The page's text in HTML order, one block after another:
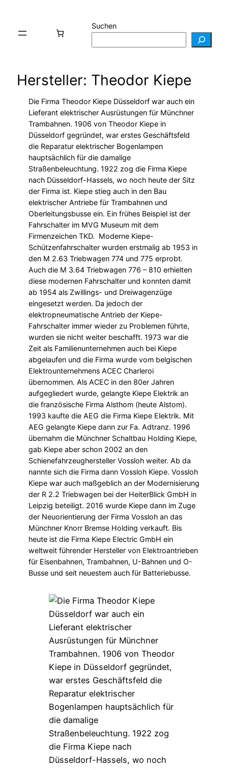
Suchen
Hersteller: Theodor Kiepe
Die Firma Theodor Kiepe Düsseldorf war auch ein
Lieferant elektrischer Ausrüstungen für Münchner
Trambahnen. 1906 von Theodor Kiepe in
Düsseldorf gegründet, war erstes Geschäftsfeld
die Reparatur elektrischer Bogenlampen
hauptsächlich für die damalige
Straßenbeleuchtung. 1922 zog die Firma Kiepe
nach Düsseldorf-Hassels, wo noch heute der Sitz
der Firma ist. Kiepe stieg auch in den Bau
elektrischer Antriebe für Trambahnen und
Oberleitungsbusse ein. Ein frühes Beispiel ist der
Fahrschalter im MVG Museum mit dem
Firmenzeichen TKD. Moderne Kiepe-
Schützenfahrschalter wurden erstmalig ab 1953 in
den M 2.63 Triebwagen 774 und 775 erprobt.
Auch die M 3.64 Triebwagen 776 – 810 erhielten
diese modernen Fahrschalter und konnten damit
ab 1954 als Zwillings- und Dreiwagenzüge
eingesetzt werden. Da jedoch der
elektropneumatische Antrieb der Kiepe-
Fahrschalter immer wieder zu Problemen führte,
wurden sie nicht weiter beschafft. 1973 war die
Zeit als Familienunternehmen auch bei Kiepe
abgelaufen und die Firma wurde vom belgischen
Elektrounternehmens ACEC Charleroi
übernommen. Als ACEC in den 80er Jahren
aufgegliedert wurde, gelangte Kiepe Elektrik an
die französische Firma Alsthom (heute Alstom).
1993 kaufte die AEG die Firma Kiepe Elektrik. Mit
AEG gelangte Kiepe dann zur Fa. Adtranz. 1996
übernahm die Münchner Schaltbau Holding Kiepe,
gab Kiepe aber schon 2002 an den
Schienefahrzeughersteller Vossloh weiter. Ab da
nannte sich die Firma dann Vossloh Kiepe. Vossloh
Kiepe war auch maßgeblich an der Modernisierung
der R 2.2 Triebwagen bei der HeiterBlick GmbH in
Leipzig beteiligt. 2016 wurde Kiepe dann im Zuge
der Neuorientierung der Firma Vossloh an das
Münchner Knorr Bremse Holding verkauft. Bis
heute ist die Firma Kiepe Electric GmbH ein
weltweit führender Hersteller von Elektroantrieben
für Eisenbahnen, Trambahnen, U-Bahnen und O-
Busse und seit neuestem auch für Batteriebusse.